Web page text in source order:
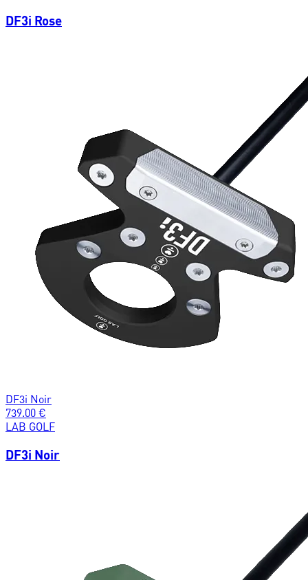
DF3i Rose
DF3i Noir
739.00 €
LAB GOLF
DF3i Noir